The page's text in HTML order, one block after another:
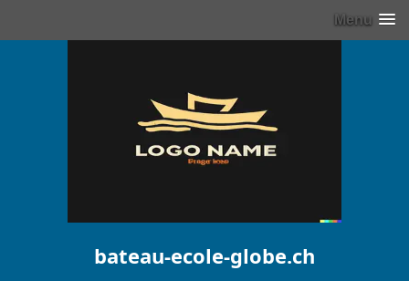
Menu
bateau-ecole-globe.ch